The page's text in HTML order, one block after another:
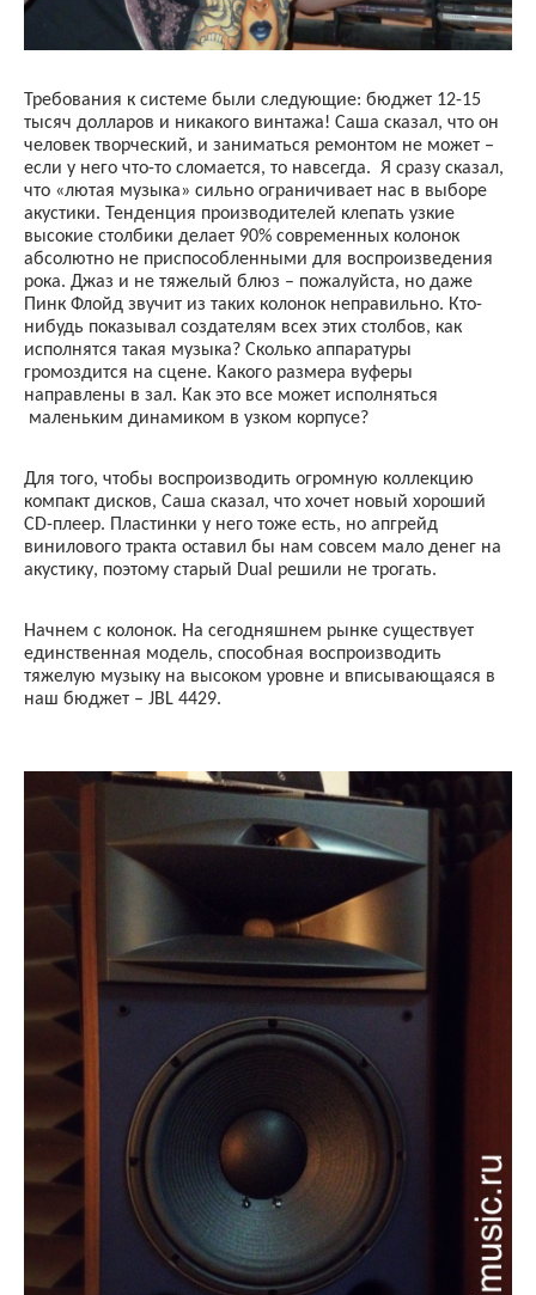
Требования к системе были следующие: бюджет 12-15
тысяч долларов и никакого винтажа! Саша сказал, что он
человек творческий, и заниматься ремонтом не может –
если у него что-то cломается, то навсегда. Я сразу сказал,
что «лютая музыка» сильно ограничивает нас в выборе
акустики. Тенденция производителей клепать узкие
высокие столбики делает 90% современных колонок
абсолютно не приспособленными для воспроизведения
рока. Джаз и не тяжелый блюз – пожалуйста, но даже
Пинк Флойд звучит из таких колонок неправильно. Кто-
нибудь показывал создателям всех этих столбов, как
исполнятся такая музыка? Сколько аппаратуры
громоздится на сцене. Какого размера вуферы
направлены в зал. Как это все может исполняться
маленьким динамиком в узком корпусе?
Для того, чтобы воспроизводить огромную коллекцию
компакт дисков, Саша сказал, что хочет новый хороший
CD-плеер. Пластинки у него тоже есть, но апгрейд
винилового тракта оставил бы нам совсем мало денег на
акустику, поэтому старый Dual решили не трогать.
Начнем с колонок. На сегодняшнем рынке существует
единственная модель, способная воспроизводить
тяжелую музыку на высоком уровне и вписывающаяся в
наш бюджет – JBL 4429.